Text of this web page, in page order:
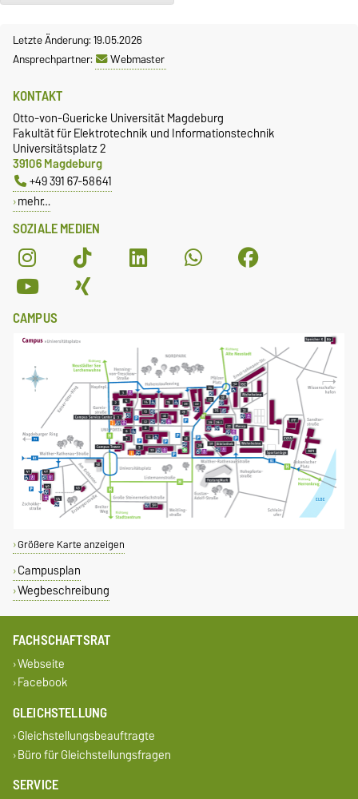
Letzte Änderung: 19.05.2026
Ansprechpartner:
Webmaster
SOZIALE MEDIEN
KONTAKT
Otto-von-Guericke Universität Magdeburg
Fakultät für Elektrotechnik und Informationstechnik
Universitätsplatz 2
39106 Magdeburg
+49 391 67-58641
mehr…
CAMPUS
Größere Karte anzeigen
Campusplan
Wegbeschreibung
FACHSCHAFTSRAT
Webseite
Facebook
GLEICHSTELLUNG
Gleichstellungsbeauftragte
Büro für Gleichstellungsfragen
SERVICE